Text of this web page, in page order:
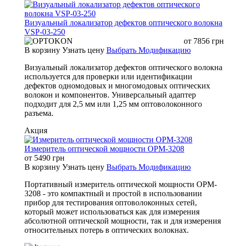
Визуальный локализатор дефектов оптического волокна
VSP-03-250
от 7856 грн
В корзину Узнать цену Выбрать Модификацию
Визуальный локализатор дефектов оптического волокна
используется для проверки или идентификации
дефектов одномодовых и многомодовых оптических
волокон и компонентов. Универсальный адаптер
подходит для 2,5 мм или 1,25 мм оптоволоконного
разъема.
Акция
Измеритель оптической мощности OPM-3208
от 5490 грн
В корзину Узнать цену Выбрать Модификацию
Портативный измеритель оптической мощности OPM-
3208 - это компактный и простой в использовании
прибор для тестирования оптоволоконных сетей,
который может использоваться как для измерения
абсолютной оптической мощности, так и для измерения
относительных потерь в оптических волокнах.